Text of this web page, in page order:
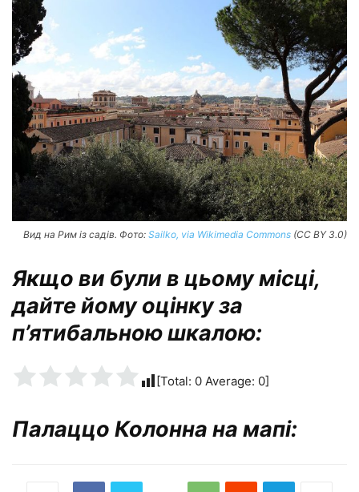
Вид на Рим із садів. Фото: Sailko, via Wikimedia Commons (CC BY 3.0)
Якщо ви були в цьому місці,
дайте йому оцінку за
п’ятибальною шкалою:
[Total: 0 Average: 0]
Палаццо Колонна на мапі: